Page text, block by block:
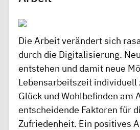
Die Arbeit verändert sich
durch die Digitalisierung.
entstehen und damit neue
Lebensarbeitszeit individuell
Glück und Wohlbefinden am
entscheidende Faktoren für
Zufriedenheit. Ein positives